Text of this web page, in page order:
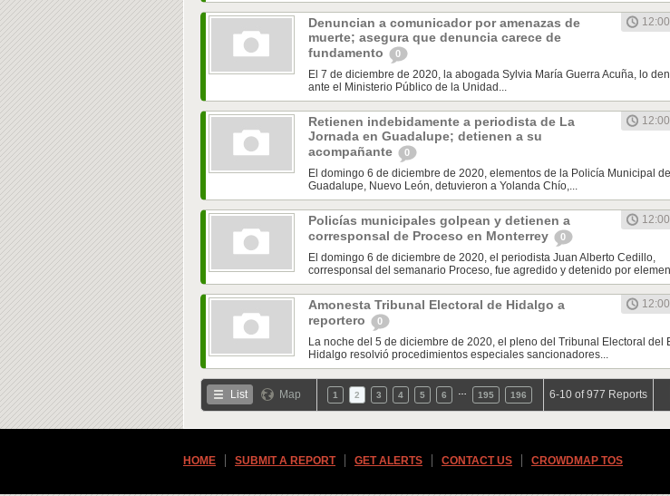
Denuncian a comunicador por amenazas de
muerte; asegura que denuncia carece de
fundamento
0
El 7 de diciembre de 2020, la abogada Sylvia María Guerra Acuña, lo
ante el Ministerio Público de la Unidad...
Retienen indebidamente a periodista de La
Jornada en Guadalupe; detienen a su
acompañante
0
El domingo 6 de diciembre de 2020, elementos de la Policía Municipal de
Guadalupe, Nuevo León, detuvieron a Yolanda Chío,...
Policías municipales golpean y detienen a
corresponsal de Proceso en Monterrey
0
El domingo 6 de diciembre de 2020, el periodista Juan Alberto Cedillo,
corresponsal del semanario Proceso, fue agredido y detenido por
Amonesta Tribunal Electoral de Hidalgo a
reportero
0
La noche del 5 de diciembre de 2020, el pleno del Tribunal Electoral del
Hidalgo resolvió procedimientos especiales sancionadores...
List Map 1 2 3 4 5 6 195 196 6-10 of 977 Reports
HOME SUBMIT A REPORT GET ALERTS CONTACT US CROWDMAP TOS